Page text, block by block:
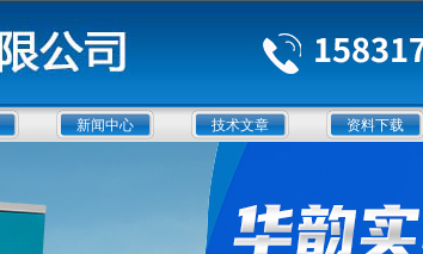
新闻中心 技术文章 资料下载